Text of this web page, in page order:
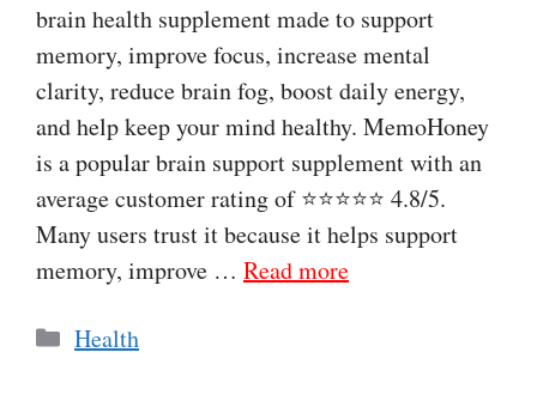
brain health supplement made to support
memory, improve focus, increase mental
clarity, reduce brain fog, boost daily energy,
and help keep your mind healthy. MemoHoney
is a popular brain support supplement with an
average customer rating of ⭐⭐⭐⭐⭐ 4.8/5.
Many users trust it because it helps support
memory, improve … Read more
Categories
Health